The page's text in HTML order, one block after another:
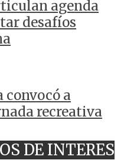
agenda
desafíos
convocó a
recreativa
DE INTERES